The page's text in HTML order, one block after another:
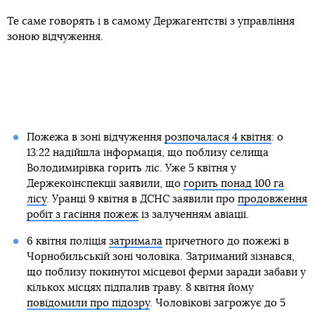
Те саме говорять і в самому Держагентстві з управління
зоною відчуження.
Пожежа в зоні відчуження розпочалася 4 квітня: о
13:22 надійшла інформація, що поблизу селища
Володимирівка горить ліс. Уже 5 квітня у
Держекоінспекції заявили, що горить понад 100 га
лісу. Уранці 9 квітня в ДСНС заявили про продовження
робіт з гасіння пожежіз залученням авіації.
6 квітня поліція затрималапричетного до пожежі в
Чорнобильській зоні чоловіка. Затриманий зізнався,
що поблизу покинутої місцевої ферми заради забави у
кількох місцях підпалив траву. 8 квітня йому
повідомили про підозру. Чоловікові загрожує до 5